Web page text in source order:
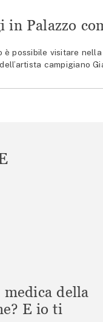
in Palazzo
è possibile visitare
campigiano
medica della
E io ti